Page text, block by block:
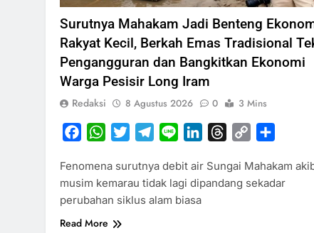
Surutnya Mahakam Jadi Benteng
Rakyat Kecil, Berkah Emas Tradisional
Pengangguran dan Bangkitkan Ekonomi
Warga Pesisir Long Iram
Redaksi 8 Agustus 2026 0 3 Mins
FacebookWhatsApp
TwitterTelegram
Line LinkedInThreads
Copy
Fenomena surutnya debit air Sungai Mahakam
musim kemarau tidak lagi dipandang sekadar
perubahan siklus alam biasa
Read More